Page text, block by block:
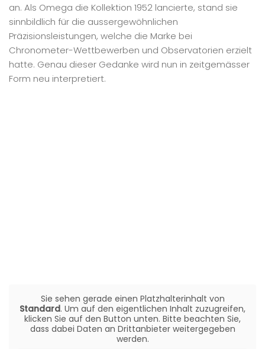
an. Als Omega die Kollektion 1952 lancierte, stand sie
sinnbildlich für die aussergewöhnlichen
Präzisionsleistungen, welche die Marke bei
Chronometer-Wettbewerben und Observatorien erzielt
hatte. Genau dieser Gedanke wird nun in zeitgemässer
Form neu interpretiert.
Sie sehen gerade einen Platzhalterinhalt von
Standard. Um auf den eigentlichen Inhalt zuzugreifen,
klicken Sie auf den Button unten. Bitte beachten Sie,
dass dabei Daten an Drittanbieter weitergegeben
werden.